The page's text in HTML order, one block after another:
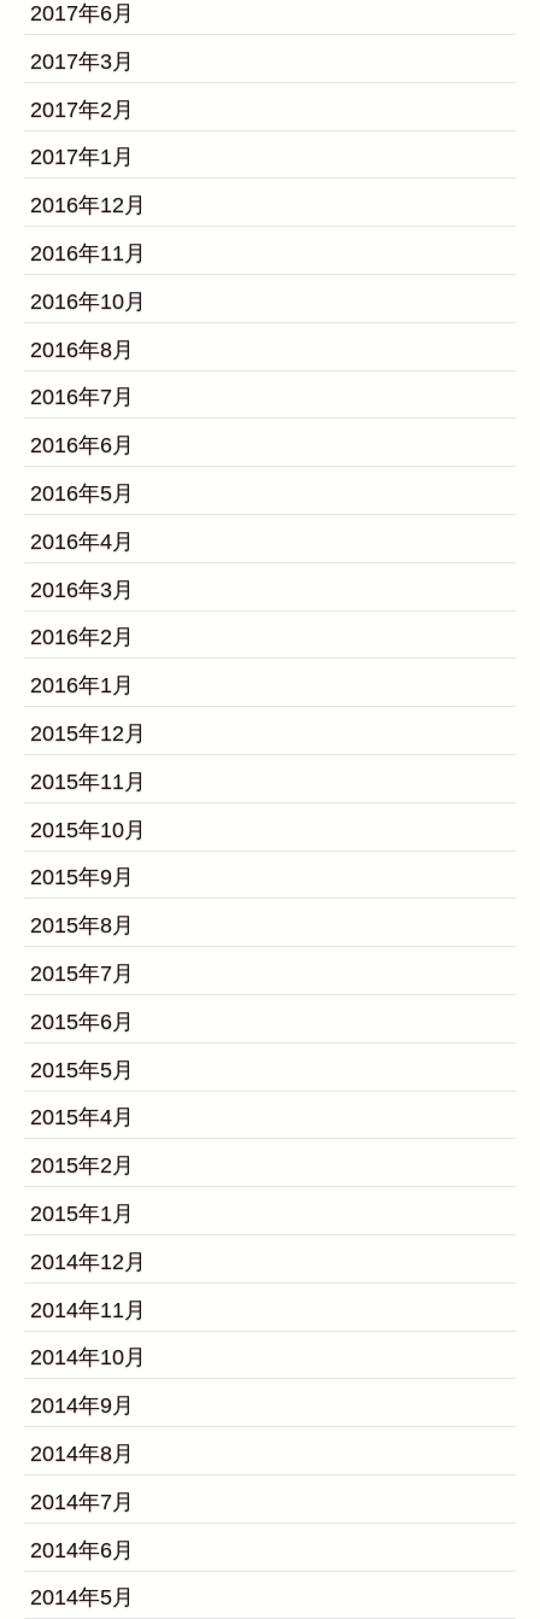
2017年6月
2017年3月
2017年2月
2017年1月
2016年12月
2016年11月
2016年10月
2016年8月
2016年7月
2016年6月
2016年5月
2016年4月
2016年3月
2016年2月
2016年1月
2015年12月
2015年11月
2015年10月
2015年9月
2015年8月
2015年7月
2015年6月
2015年5月
2015年4月
2015年2月
2015年1月
2014年12月
2014年11月
2014年10月
2014年9月
2014年8月
2014年7月
2014年6月
2014年5月